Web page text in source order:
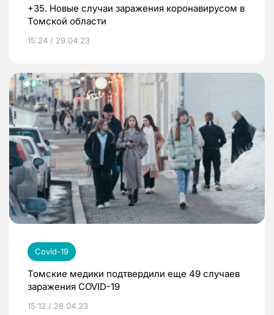
+35. Новые случаи заражения коронавирусом в
Томской области
15:24 / 29.04.23
Covid-19
Томские медики подтвердили еще 49 случаев
заражения COVID-19
15:12 / 28.04.23